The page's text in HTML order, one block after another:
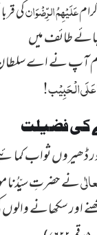
عَلَیْہِمُ الرِّضْوَان
طائف میں
آپ نے اے
کی فضیلت
ڈھیروں ثواب
ینے حضرتِ سیِّدُنا
اور سکھانے